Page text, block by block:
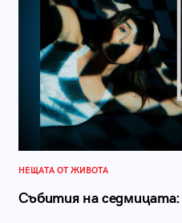
НЕЩАТА ОТ ЖИВОТА
Събития на седмицата: